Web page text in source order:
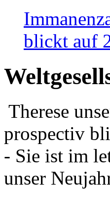
blickt auf
Therese
prospectiv
- Sie ist im
unser